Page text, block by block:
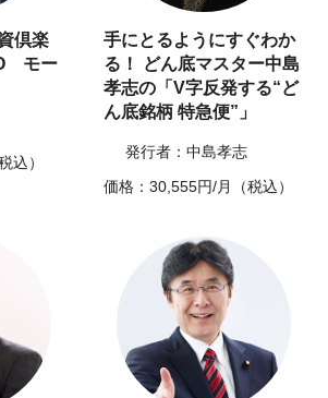
倶楽
モー
込）
手にとるようにすぐわか
る！ どん底マスター中島
孝志の「V字反発する“ど
ん底銘柄 特急便”」
発行者：中島孝志
価格：30,555円/月（税込）